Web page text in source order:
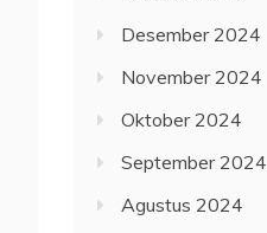
Desember 2024
November 2024
Oktober 2024
September 2024
Agustus 2024